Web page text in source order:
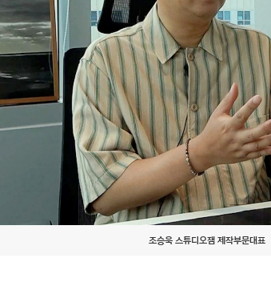
조승욱 스튜디오잼 제작부문대표